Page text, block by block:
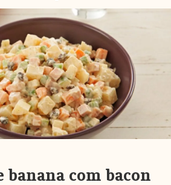
banana com bacon